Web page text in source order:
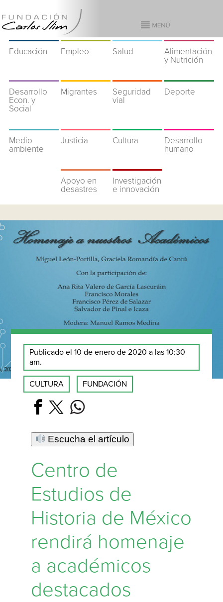
Educación Empleo Salud
Alimentación
y Nutrición
Desarrollo
Econ. y
Social
Migrantes
Seguridad
vial
Deporte
Medio
ambiente
Justicia Cultura
Desarrollo
humano
Apoyo en
desastres
Investigación
e innovación
Publicado el 10 de enero de 2020 a las 10:30
am.
CULTURA FUNDACIÓN
Escucha el artículo
Centro de
Estudios de
Historia de México
rendirá homenaje
a académicos
destacados